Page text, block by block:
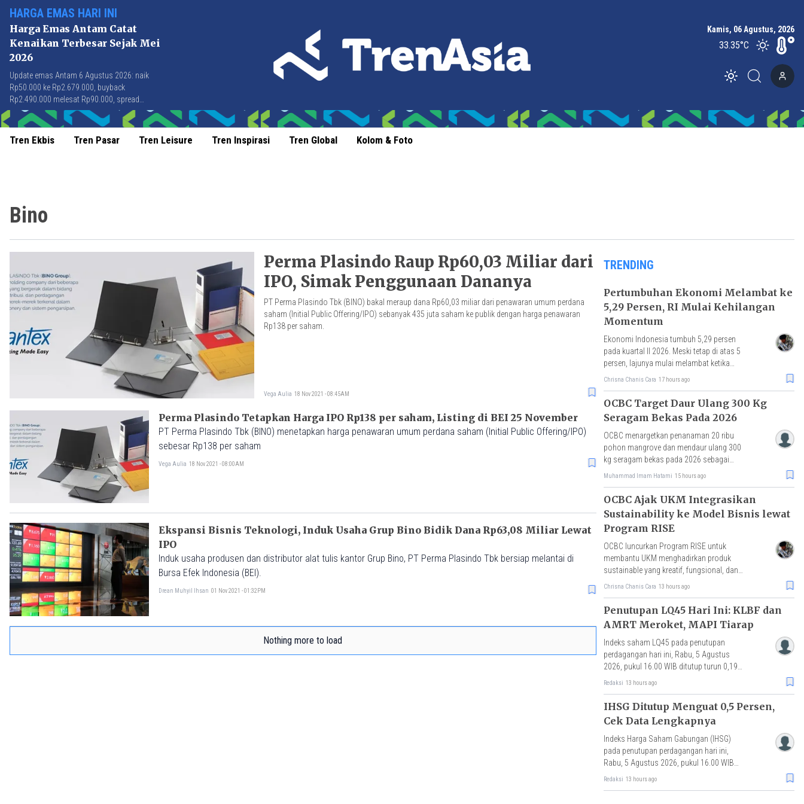
HARGA EMAS HARI INI
Harga Emas Antam Catat
Kenaikan Terbesar Sejak Mei
2026
Update emas Antam 6 Agustus 2026: naik
Rp50.000 ke Rp2.679.000, buyback
Rp2.490.000 melesat Rp90.000, spread
Rp189.000 tersempit sejak awal April 2026.
Kamis, 06 Agustus, 2026
33.35°C
Toggle theme
Tren Ekbis Tren Pasar Tren Leisure Tren Inspirasi Tren Global Kolom & Foto
Bino
Perma Plasindo Raup Rp60,03 Miliar dari
IPO, Simak Penggunaan Dananya
PT Perma Plasindo Tbk (BINO) bakal meraup dana Rp60,03 miliar dari penawaran umum perdana
saham (Initial Public Offering/IPO) sebanyak 435 juta saham ke publik dengan harga penawaran
Rp138 per saham.
Vega Aulia 18 Nov 2021 - 08:45AM
Perma Plasindo Tetapkan Harga IPO Rp138 per saham, Listing di BEI 25 November
PT Perma Plasindo Tbk (BINO) menetapkan harga penawaran umum perdana saham (Initial Public Offering/IPO)
sebesar Rp138 per saham
Vega Aulia 18 Nov 2021 - 08:00AM
Ekspansi Bisnis Teknologi, Induk Usaha Grup Bino Bidik Dana Rp63,08 Miliar Lewat
IPO
Induk usaha produsen dan distributor alat tulis kantor Grup Bino, PT Perma Plasindo Tbk bersiap melantai di
Bursa Efek Indonesia (BEI).
Drean Muhyil Ihsan 01 Nov 2021 - 01:32PM
Nothing more to load
TRENDING
Pertumbuhan Ekonomi Melambat ke
5,29 Persen, RI Mulai Kehilangan
Momentum
Ekonomi Indonesia tumbuh 5,29 persen
pada kuartal II 2026. Meski tetap di atas 5
persen, lajunya mulai melambat ketika
Vietnam dan Malaysia justru mencatat
Chrisna Chanis Cara 17 hours ago
OCBC Target Daur Ulang 300 Kg
Seragam Bekas Pada 2026
OCBC menargetkan penanaman 20 ribu
pohon mangrove dan mendaur ulang 300
kg seragam bekas pada 2026 sebagai
bagian dari komitmen sustainability.
Muhammad Imam Hatami 15 hours ago
OCBC Ajak UKM Integrasikan
Sustainability ke Model Bisnis lewat
Program RISE
OCBC luncurkan Program RISE untuk
membantu UKM menghadirkan produk
sustainable yang kreatif, fungsional, dan
bernilai ekonomi. Implementasi riil
Chrisna Chanis Cara 13 hours ago
Penutupan LQ45 Hari Ini: KLBF dan
AMRT Meroket, MAPI Tiarap
Indeks saham LQ45 pada penutupan
perdagangan hari ini, Rabu, 5 Agustus
2026, pukul 16.00 WIB ditutup turun 0,19%
atau melemah 1 poin ke level 633,99.
Redaksi 13 hours ago
IHSG Ditutup Menguat 0,5 Persen,
Cek Data Lengkapnya
Indeks Harga Saham Gabungan (IHSG)
pada penutupan perdagangan hari ini,
Rabu, 5 Agustus 2026, pukul 16.00 WIB
ditutup naik 0.50% atau menguat 31,62
Redaksi 13 hours ago